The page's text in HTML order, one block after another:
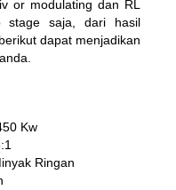
or modulating dan RL
stage saja, dari hasil
dapat menjadikan
Kw
Ringan